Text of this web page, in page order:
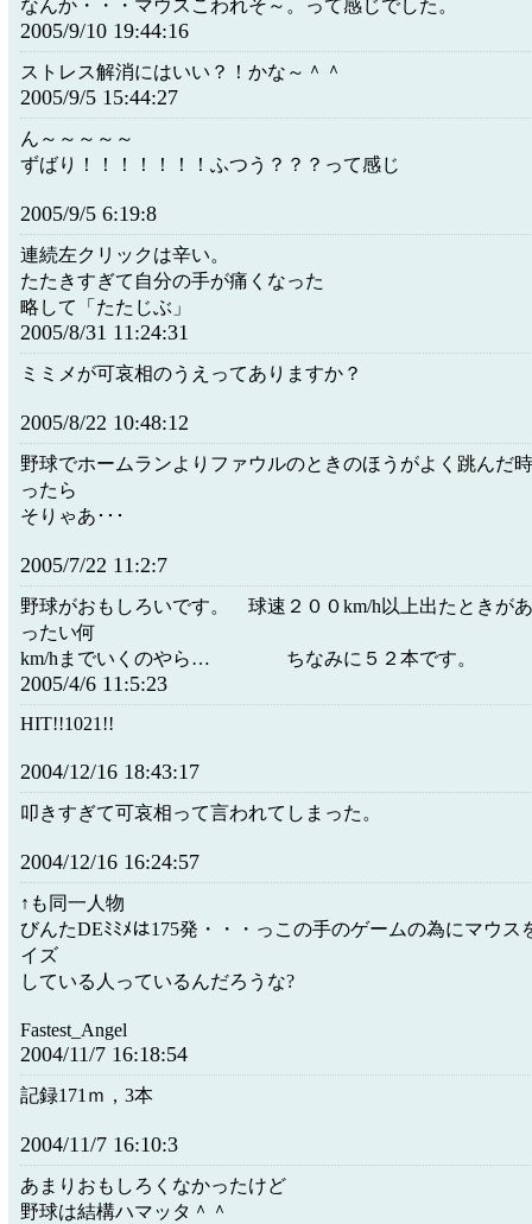
なんか・・・マウスこわれそ～。って感じでした。
2005/9/10 19:44:16
ストレス解消にはいい？！かな～＾＾
2005/9/5 15:44:27
ん～～～～～
ずばり！！！！！！！ふつう？？？って感じ
2005/9/5 6:19:8
連続左クリックは辛い。
たたきすぎて自分の手が痛くなった
略して「たたじぶ」
2005/8/31 11:24:31
ミミメが可哀相のうえってありますか？
2005/8/22 10:48:12
野球でホームランよりファウルのときのほうがよく跳んだ
ったら
そりゃあ･･･
2005/7/22 11:2:7
野球がおもしろいです。 球速２００km/h以上出たときが
ったい何
km/hまでいくのやら… ちなみに５２本です。
2005/4/6 11:5:23
HIT!!1021!!
2004/12/16 18:43:17
叩きすぎて可哀相って言われてしまった。
2004/12/16 16:24:57
↑も同一人物
びんたDEﾐﾐﾒは175発・・・っこの手のゲームの為にマウス
イズ
している人っているんだろうな?
Fastest_Angel
2004/11/7 16:18:54
記録171ｍ，3本
2004/11/7 16:10:3
あまりおもしろくなかったけど
野球は結構ハマッタ＾＾